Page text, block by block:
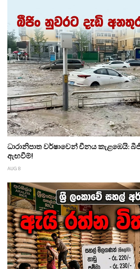
ධාරානිපාත වර්ෂාවෙන් චීනය කැළඹෙයි:
ඇඟවීම්!
AUG 8